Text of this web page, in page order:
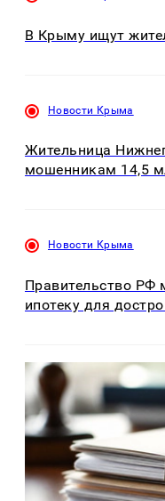
В Крыму ищут
Новости Крыма
Жительница
мошенникам 14,5
Новости Крыма
Правительство РФ
ипотеку для